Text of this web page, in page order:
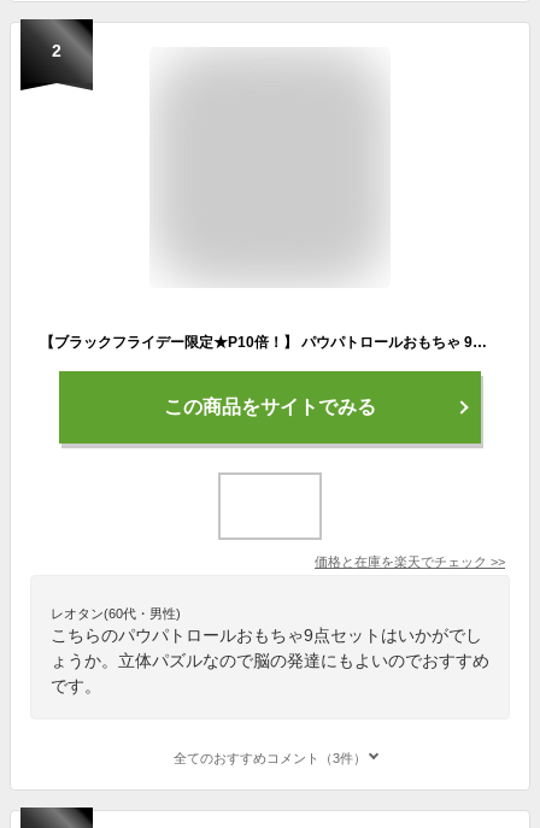
2
【ブラックフライデー限定★P10倍！】 パウパトロールおもちゃ 9点セット 知育玩具 子供 グッズ フィギュア 立体パズル 子供 知育 チェイス 積み木 ミニカー 車おもちゃ 女の子 男の子 小学生 人気 玩具 誕生日 プレゼント ギフト ブロック 並行輸入品
この商品をサイトでみる
価格と在庫を楽天でチェック >>
レオタン(60代・男性)
こちらのパウパトロールおもちゃ9点セットはいかがでし
ょうか。立体パズルなので脳の発達にもよいのでおすすめ
です。
全てのおすすめコメント（3件）